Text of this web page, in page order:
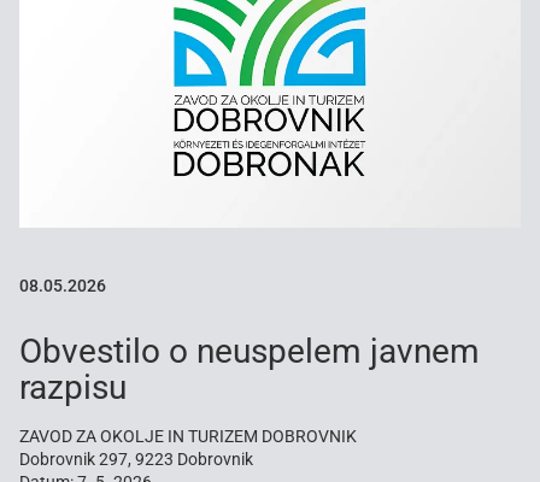
08.05.2026
Obvestilo o neuspelem javnem
razpisu
ZAVOD ZA OKOLJE IN TURIZEM DOBROVNIK
Dobrovnik 297, 9223 Dobrovnik